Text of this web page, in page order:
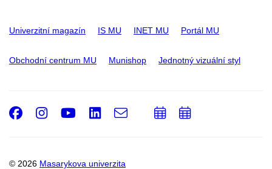
Univerzitní magazín IS MU INET MU Portál MU
Obchodní centrum MU Munishop Jednotný vizuální styl
© 2026 Masarykova univerzita
Facebook
Instagram
Youtube
LinkedIn
e-
Email
PřidatPřidat